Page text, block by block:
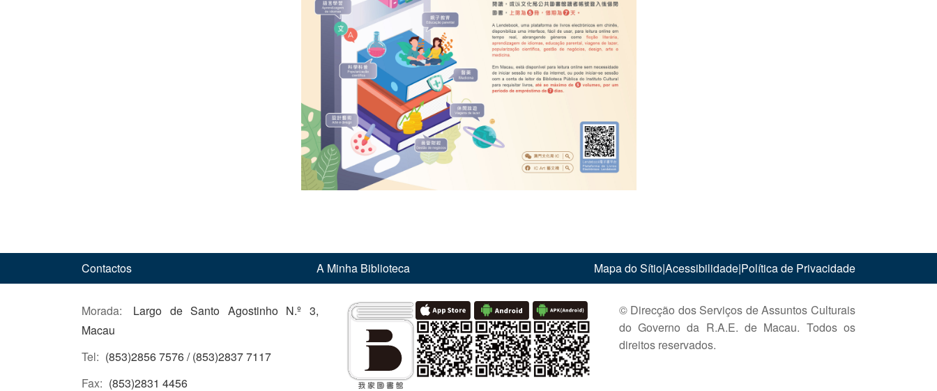
Contactos A Minha Biblioteca Mapa do Sítio|Acessibilidade|Política de Privacidade
Morada:
Largo de Santo Agostinho N.º 3,
Macau
Tel: (853)2856 7576 / (853)2837 7117
Fax: (853)2831 4456
© Direcção dos Serviços de Assuntos Culturais
do Governo da R.A.E. de Macau. Todos os
direitos reservados.